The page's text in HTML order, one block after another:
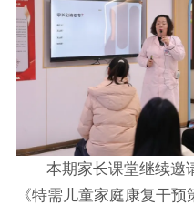
本期家长课堂继续邀
《特需儿童家庭康复干